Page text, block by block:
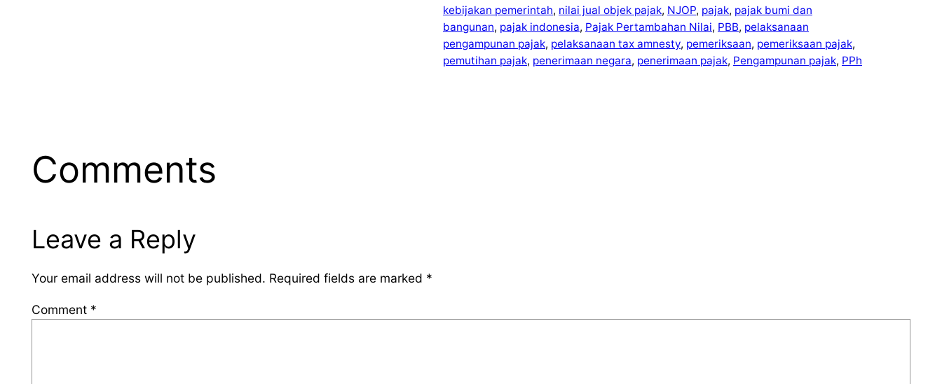
kebijakan pemerintah, nilai jual objek pajak, NJOP, pajak, pajak bumi dan
bangunan, pajak indonesia, Pajak Pertambahan Nilai, PBB, pelaksanaan
pengampunan pajak, pelaksanaan tax amnesty, pemeriksaan, pemeriksaan pajak
pemutihan pajak, penerimaan negara, penerimaan pajak, Pengampunan pajak, PPh
Comments
Leave a Reply
Your email address will not be published. Required fields are marked *
Comment *